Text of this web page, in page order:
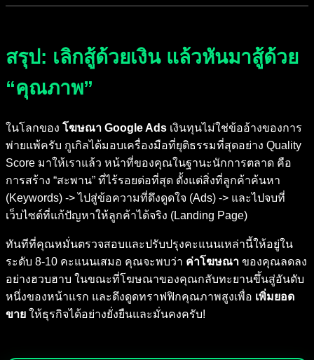
สรุป: เลิกสู้ด้วยเงิน แล้วหันมาสู้ด้วย
“คุณภาพ”
ในโลกของ โฆษณา Google Ads เงินทุนไม่ใช่ข้ออ้างของการ
พ่ายแพ้ครับ กูเกิลได้มอบเครื่องมือที่ยุติธรรมที่สุดอย่าง Quality
Score มาให้เราแล้ว หน้าที่ของคุณในฐานะนักการตลาด คือ
การสร้าง “สะพาน” ที่ไร้รอยต่อที่สุด ตั้งแต่สิ่งที่ลูกค้าค้นหา
(Keywords) -> ไปสู่ข้อความที่ดึงดูดใจ (Ads) -> และไปจบที่
เว็บไซต์ที่แก้ปัญหาให้ลูกค้าได้จริง (Landing Page)
ทันทีที่คุณหมั่นตรวจสอบและปรับปรุงคะแนนเหล่านี้ให้อยู่ใน
ระดับ 8-10 คะแนนเสมอ คุณจะพบว่า ค่าโฆษณา ของคุณลดลง
อย่างฮวบฮาบ ในขณะที่โฆษณาของคุณกลับทะยานขึ้นสู่อันดับ
หนึ่งของหน้าแรก และดึงดูดทราฟฟิกคุณภาพสูงเพื่อ เพิ่มยอด
ขาย ให้ธุรกิจได้อย่างยั่งยืนและมั่นคงครับ!